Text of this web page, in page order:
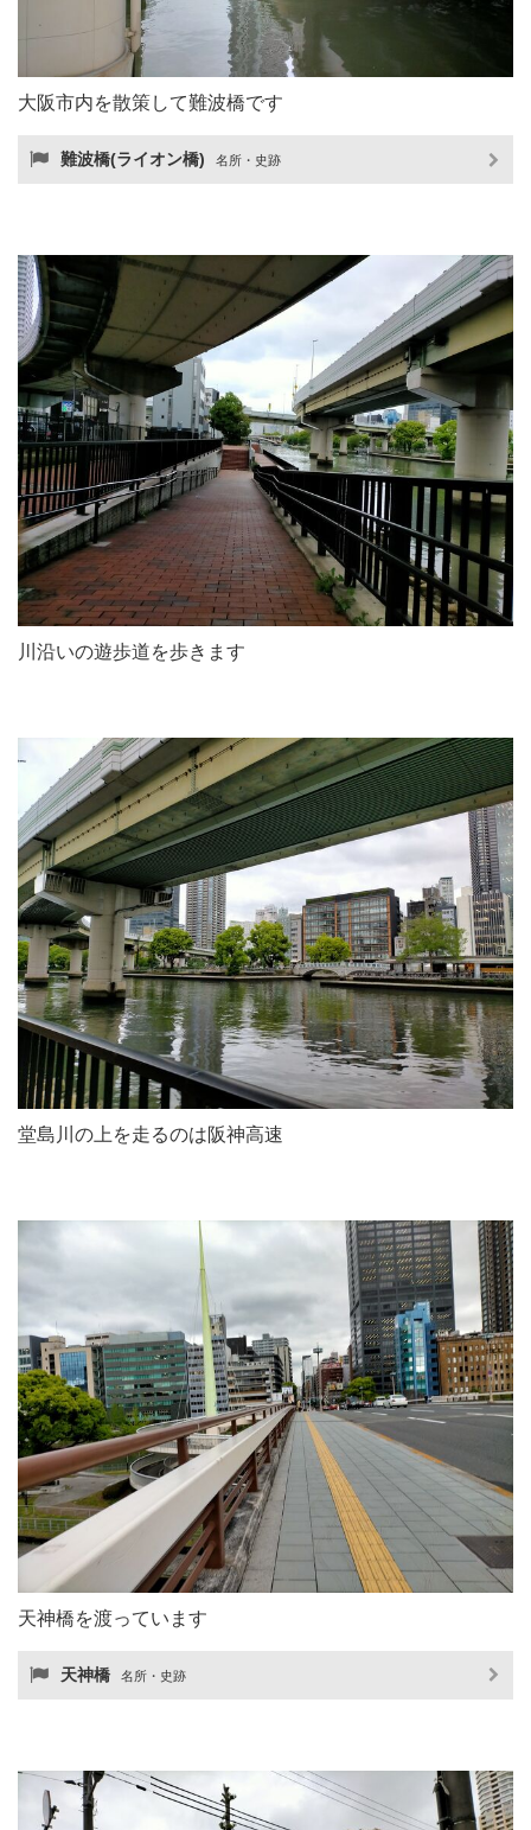
大阪市内を散策して難波橋です
難波橋(ライオン橋) 名所・史跡
川沿いの遊歩道を歩きます
堂島川の上を走るのは阪神高速
天神橋を渡っています
天神橋 名所・史跡